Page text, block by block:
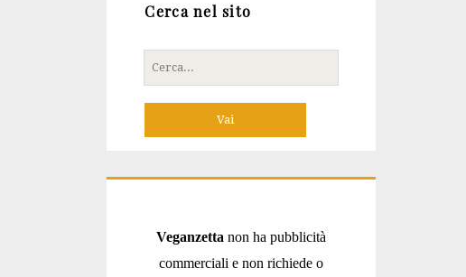
Cerca nel sito
Cerca
per:
Veganzetta non ha pubblicità
commerciali e non richiede o